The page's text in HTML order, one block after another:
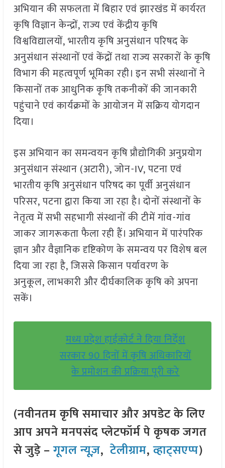
अभियान की सफलता में बिहार एवं झारखंड में कार्यरत
कृषि विज्ञान केन्द्रों, राज्य एवं केंद्रीय कृषि
विश्वविद्यालयों, भारतीय कृषि अनुसंधान परिषद के
अनुसंधान संस्थानों एवं केंद्रों तथा राज्य सरकारों के कृषि
विभाग की महत्वपूर्ण भूमिका रही। इन सभी संस्थानों ने
किसानों तक आधुनिक कृषि तकनीकों की जानकारी
पहुंचाने एवं कार्यक्रमों के आयोजन में सक्रिय योगदान
दिया।
इस अभियान का समन्वयन कृषि प्रौद्योगिकी अनुप्रयोग
अनुसंधान संस्थान (अटारी), जोन-IV, पटना एवं
भारतीय कृषि अनुसंधान परिषद का पूर्वी अनुसंधान
परिसर, पटना द्वारा किया जा रहा है। दोनों संस्थानों के
नेतृत्व में सभी सहभागी संस्थानों की टीमें गांव-गांव
जाकर जागरूकता फैला रही हैं। अभियान में पारंपरिक
ज्ञान और वैज्ञानिक दृष्टिकोण के समन्वय पर विशेष बल
दिया जा रहा है, जिससे किसान पर्यावरण के
अनुकूल, लाभकारी और दीर्घकालिक कृषि को अपना
सकें।
मध्य प्रदेश हाईकोर्ट ने दिया निर्देश
सरकार 90 दिनों में कृषि अधिकारियों
के प्रमोशन की प्रक्रिया पूरी करे
(नवीनतम कृषि समाचार और अपडेट के लिए
आप अपने मनपसंद प्लेटफॉर्म पे कृषक जगत
से जुड़े –गूगल न्यूज़,टेलीग्राम,व्हाट्सएप्प)